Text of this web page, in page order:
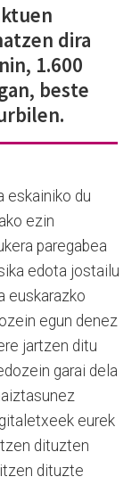
dira
1.600
beste
eskainiko du
ezin
paregabea
edota jostailu
euskarazko
egun denez
jartzen ditu
garai dela
eurek
dituzten
dituzte